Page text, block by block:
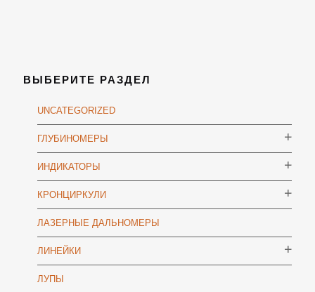
ВЫБЕРИТЕ РАЗДЕЛ
UNCATEGORIZED
ГЛУБИНОМЕРЫ
ИНДИКАТОРЫ
КРОНЦИРКУЛИ
ЛАЗЕРНЫЕ ДАЛЬНОМЕРЫ
ЛИНЕЙКИ
ЛУПЫ